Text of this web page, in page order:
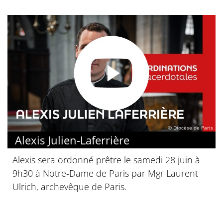
© Diocèse de Paris
Alexis Julien-Laferrière
Alexis sera ordonné prêtre le samedi 28 juin à
9h30 à Notre-Dame de Paris par Mgr Laurent
Ulrich, archevêque de Paris.